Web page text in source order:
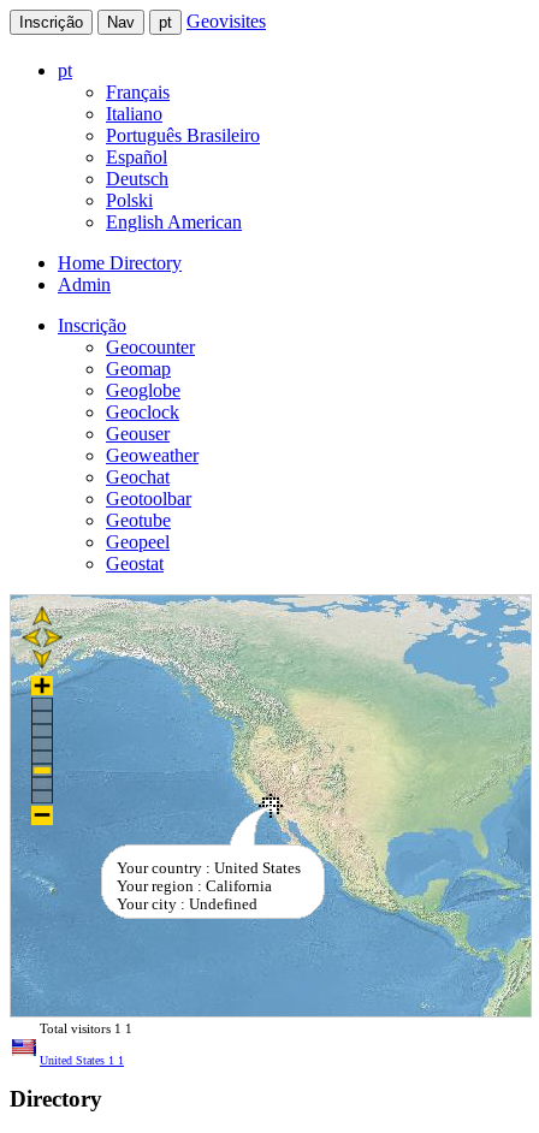
Inscrição Nav pt Geovisites
pt
Français
Italiano
Português Brasileiro
Español
Deutsch
Polski
English American
Home Directory
Admin
Inscrição
Geocounter
Geomap
Geoglobe
Geoclock
Geouser
Geoweather
Geochat
Geotoolbar
Geotube
Geopeel
Geostat
Your country : United States
Your region : California
Your city : Undefined
Total visitors 1 1
United States 1 1
Directory